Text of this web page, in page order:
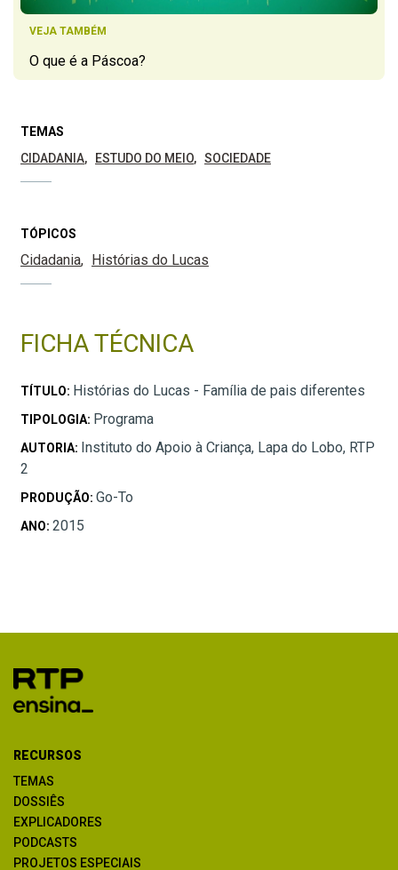
VEJA TAMBÉM
O que é a Páscoa?
TEMAS
CIDADANIA
ESTUDO DO MEIO SOCIEDADE
TÓPICOS
Cidadania Histórias do Lucas
FICHA TÉCNICA
TÍTULO: Histórias do Lucas - Família de pais diferentes
TIPOLOGIA: Programa
AUTORIA: Instituto do Apoio à Criança, Lapa do Lobo, RTP
2
PRODUÇÃO: Go-To
ANO: 2015
RECURSOS
TEMAS
DOSSIÊS
EXPLICADORES
PODCASTS
PROJETOS ESPECIAIS